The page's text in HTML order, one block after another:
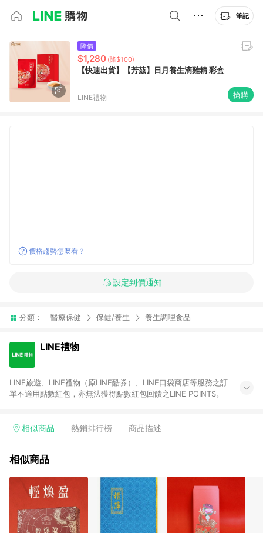
筆記
降價
$1,280 (降$100)
【快速出貨】【芳茲】日月養生滴雞精 彩盒
LINE禮物 搶購
價格趨勢怎麼看？
設定到價通知
分類： 醫療保健 保健/養生 養生調理食品
LINE禮物
LINE旅遊、LINE禮物（原LINE酷券）、LINE口袋商店等服務之訂
單不適用點數紅包，亦無法獲得點數紅包回饋之LINE POINTS。
相似商品 熱銷排行榜 商品描述
相似商品